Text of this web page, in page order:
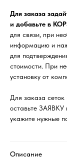
Для заказа
и добавьте в
для связи, при
информацию и
для
стоимости. При
установку от
Для заказа
оставьте ЗАЯВКУ
укажите нужные
Описание